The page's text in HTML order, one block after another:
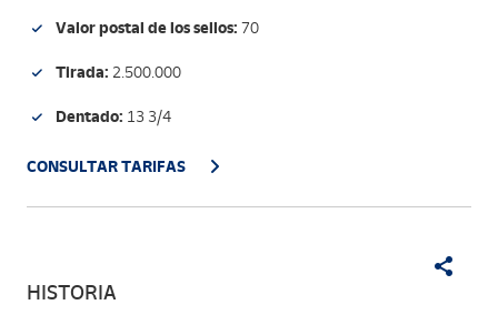
Valor postal de los sellos: 70
Tirada: 2.500.000
Dentado: 13 3/4
CONSULTAR TARIFAS
HISTORIA